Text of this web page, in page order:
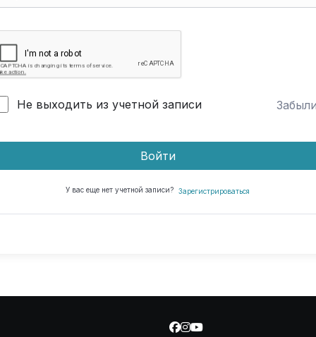
Не выходить из учетной записи
Войти
У вас еще нет учетной записи? Зарегистрироваться